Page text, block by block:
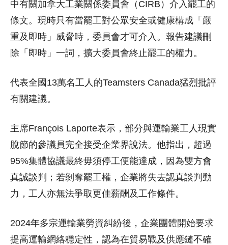
中有關加拿大工業關係委員會（CIRB）介入罷工的
條文。現時只有當罷工對公眾安全或健康構成「嚴
重及即時」威脅時，委員會才可介入。報告建議刪
除「即時」一詞，擴大委員會終止罷工的權力。
代表全國13萬名工人的Teamsters Canada猛烈批評
有關建議。
主席François Laporte表示，部分與運輸業工人現實
脫節的參議員完全接受企業界說法。他指出，超過
95%集體協議最終毋須停工便能達成，因為雙方會
真誠談判；若剝奪罷工權，企業將失去認真談判動
力，工人亦無法爭取更佳薪酬及工作條件。
2024年多宗運輸業勞資糾紛後，企業團體開始要求
提高運輸網絡穩定性，認為在貿易戰及供應鏈不確